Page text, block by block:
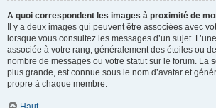
A quoi correspondent les images à proximité de
Il y a deux images qui peuvent être associées avec
lorsque vous consultez les messages d’un sujet.
associée à votre rang, généralement des étoiles ou
nombre de messages ou votre statut sur le forum. La
plus grande, est connue sous le nom d’avatar et
propre à chaque membre.